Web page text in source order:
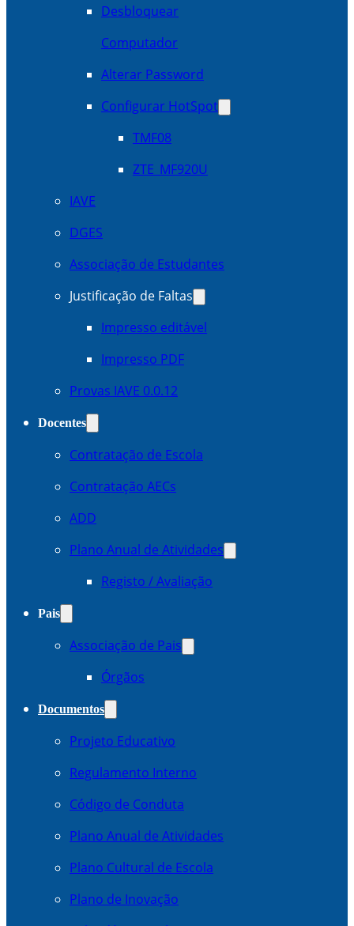
Desbloquear
Computador
Alterar Password
Configurar HotSpot
TMF08
ZTE_MF920U
IAVE
DGES
Associação de Estudantes
Justificação de Faltas
Impresso editável
Impresso PDF
Provas IAVE 0.0.12
Docentes
Contratação de Escola
Contratação AECs
ADD
Plano Anual de Atividades
Registo / Avaliação
Pais
Associação de Pais
Órgãos
Documentos
Projeto Educativo
Regulamento Interno
Código de Conduta
Plano Anual de Atividades
Plano Cultural de Escola
Plano de Inovação